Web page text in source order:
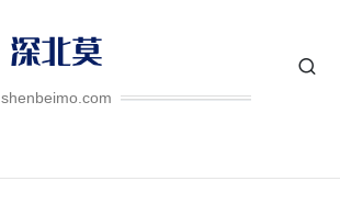
shenbeimo.com